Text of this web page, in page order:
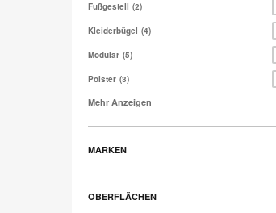
Fußgestell 2
Kleiderbügel 4
Modular 5
Polster 3
Mehr Anzeigen
MARKEN
OBERFLÄCHEN